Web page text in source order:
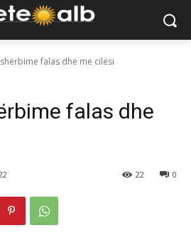
falas dhe me cilësi
falas dhe
0
22